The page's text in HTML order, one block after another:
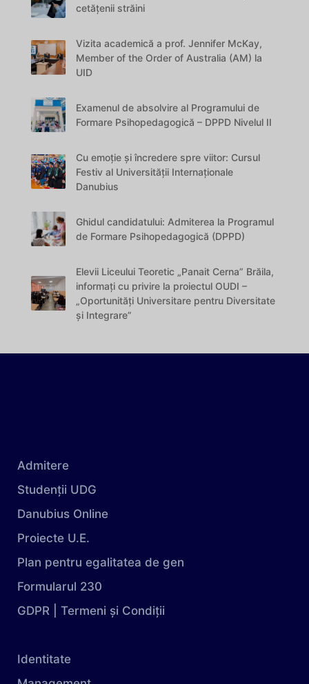
cetățenii străini
Vizita academică a prof. Jennifer McKay,
Member of the Order of Australia (AM) la
UID
Examenul de absolvire al Programului de
Formare Psihopedagogică – DPPD Nivelul II
Cu emoție și încredere spre viitor: Cursul
Festiv al Universității Internaționale
Danubius
Ghidul candidatului: Admiterea la Programul
de Formare Psihopedagogică (DPPD)
Elevii Liceului Teoretic „Panait Cerna” Brăila,
informați cu privire la proiectul OUDI –
„Oportunități Universitare pentru Diversitate
și Integrare”
Admitere
Studenții UDG
Danubius Online
Proiecte U.E.
Plan pentru egalitatea de gen
Formularul 230
GDPR | Termeni și Condiții
Identitate